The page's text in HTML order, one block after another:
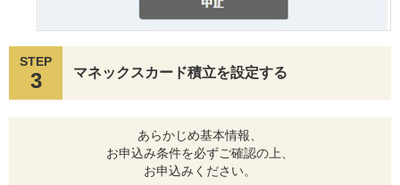
STEP
3 マネックスカード積立を設定する
あらかじめ基本情報、
お申込み条件を必ずご確認の上、
お申込みください。